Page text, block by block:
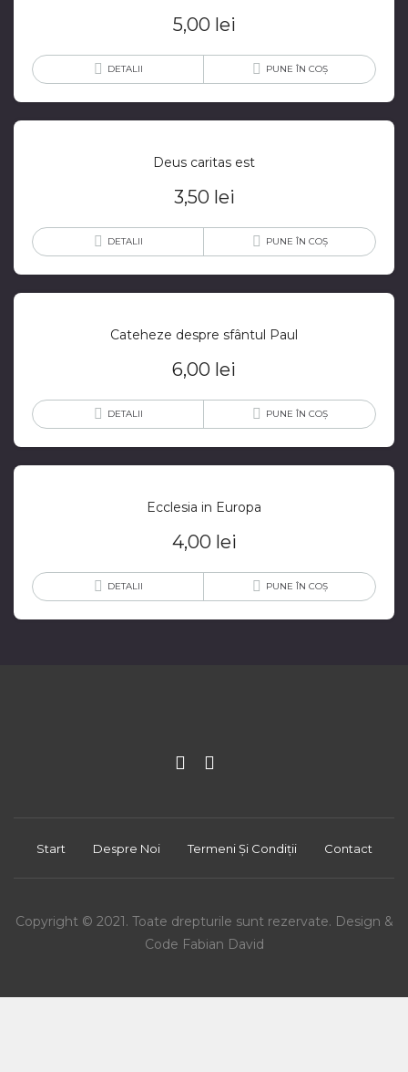
5,00 lei
DETALII PUNE ÎN COȘ
Deus caritas est
3,50 lei
DETALII PUNE ÎN COȘ
Cateheze despre sfântul Paul
6,00 lei
DETALII PUNE ÎN COȘ
Ecclesia in Europa
4,00 lei
DETALII PUNE ÎN COȘ
Start Despre Noi Termeni Și Condiții Contact
Copyright © 2021. Toate drepturile sunt rezervate. Design &
Code Fabian David